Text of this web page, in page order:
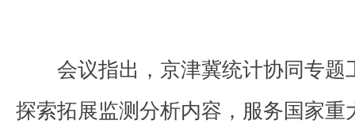
会议指出，京津冀统计协同专
探索拓展监测分析内容，服务国家